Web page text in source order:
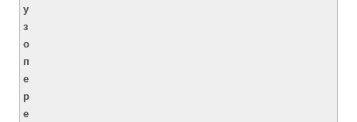
у
з
о
п
е
р
е